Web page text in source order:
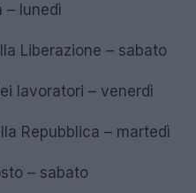
– lunedì
Liberazione – sabato
lavoratori – venerdì
Repubblica – martedì
– sabato